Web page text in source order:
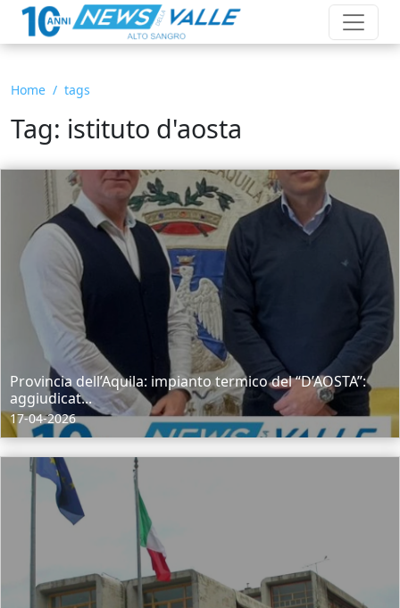
Home tags
Tag: istituto d'aosta
Provincia dell’Aquila: impianto termico del “D’AOSTA”:
aggiudicat...
17-04-2026